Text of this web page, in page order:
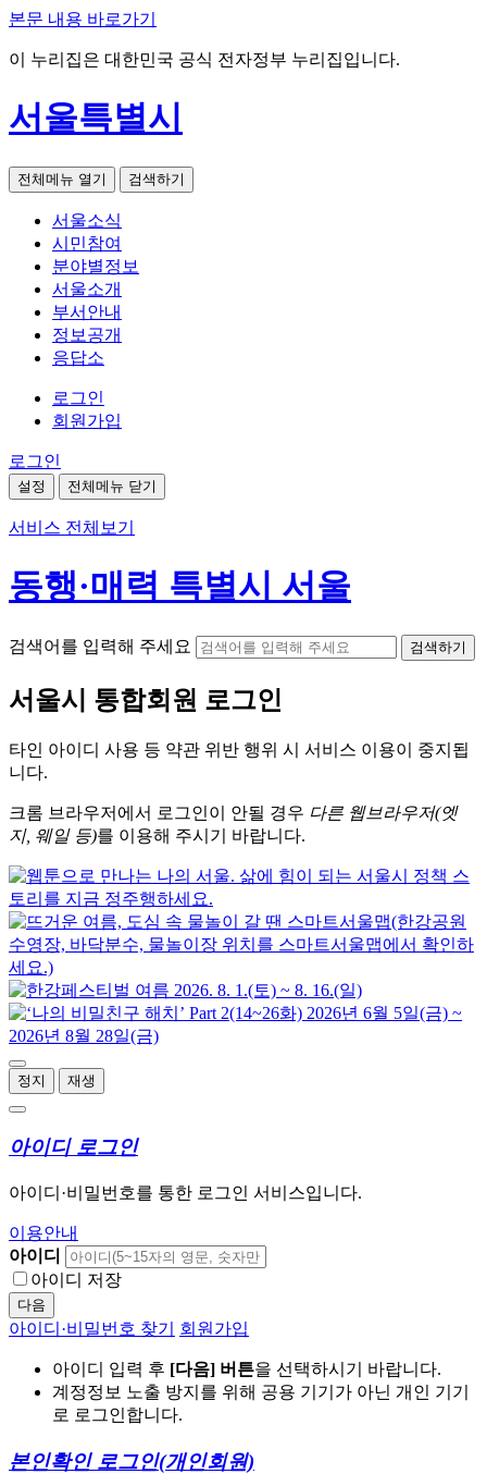
본문 내용 바로가기
이 누리집은 대한민국 공식 전자정부 누리집입니다.
서울특별시
전체메뉴 열기 검색하기
서울소식
시민참여
분야별정보
서울소개
부서안내
정보공개
응답소
로그인
회원가입
로그인
설정 전체메뉴 닫기
서비스 전체보기
동행·매력 특별시 서울
검색어를 입력해 주세요 검색하기
서울시 통합회원 로그인
타인 아이디 사용 등 약관 위반 행위 시 서비스 이용이 중지됩
니다.
크롬 브라우저에서 로그인이 안될 경우 다른 웹브라우저(엣
지, 웨일 등)를 이용해 주시기 바랍니다.
정지 재생
아이디 로그인
아이디·비밀번호를 통한 로그인 서비스입니다.
이용안내
아이디
아이디 저장
다음
아이디·비밀번호 찾기 회원가입
아이디 입력 후 [다음] 버튼을 선택하시기 바랍니다.
계정정보 노출 방지를 위해 공용 기기가 아닌 개인 기기
로 로그인합니다.
본인확인 로그인(개인회원)